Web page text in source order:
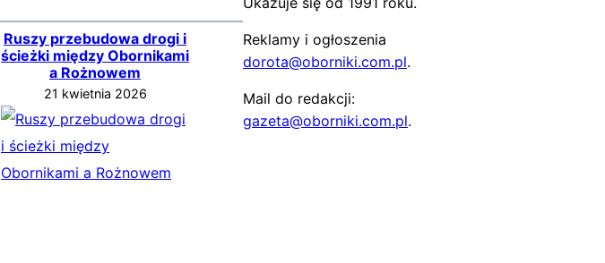
Ruszy przebudowa drogi i
ścieżki między Obornikami
a Rożnowem
21 kwietnia 2026
Reklamy i ogłoszenia
dorota@oborniki.com.pl.
Mail do redakcji:
gazeta@oborniki.com.pl.